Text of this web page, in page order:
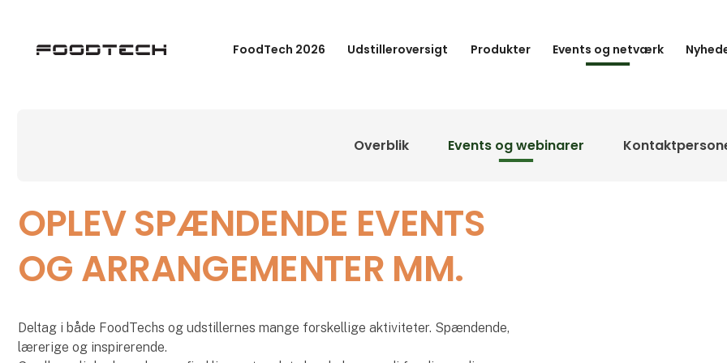
FoodTech 2026 Udstilleroversigt Produkter Events og netværk
Overblik Events og webinarer
OPLEV SPÆNDENDE EVENTS
OG ARRANGEMENTER MM.
Deltag i både FoodTechs og udstillernes mange forskellige aktiviteter. Spændende,
lærerige og inspirerende.